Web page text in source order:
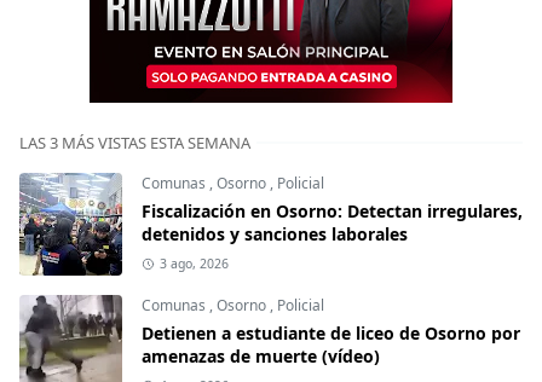
LAS 3 MÁS VISTAS ESTA SEMANA
Comunas ,Osorno , Policial
Fiscalización en Osorno: Detectan irregulares,
detenidos y sanciones laborales
3 ago, 2026
Comunas ,Osorno , Policial
Detienen a estudiante de liceo de Osorno por
amenazas de muerte (vídeo)